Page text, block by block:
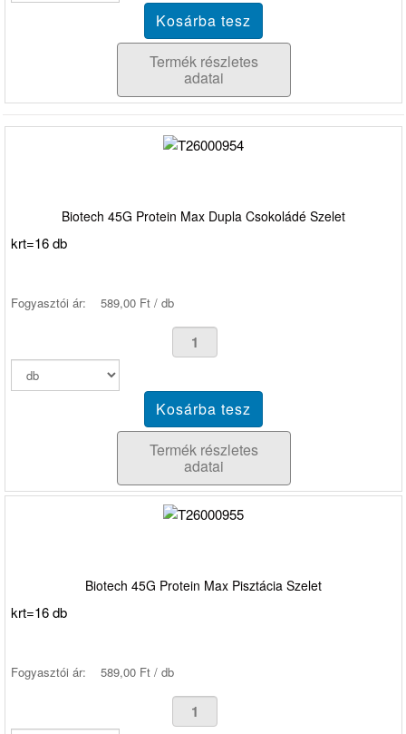
Termék részletes
adatai
Biotech 45G Protein Max Dupla Csokoládé Szelet
krt=16 db
Fogyasztói ár: 589,00 Ft / db
Termék részletes
adatai
Biotech 45G Protein Max Pisztácia Szelet
krt=16 db
Fogyasztói ár: 589,00 Ft / db